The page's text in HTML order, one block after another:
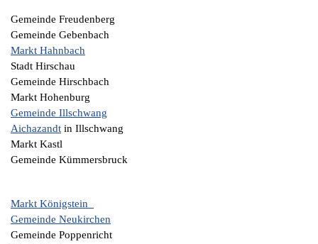
Gemeinde Freudenberg
Gemeinde Gebenbach
Markt Hahnbach
Stadt Hirschau
Gemeinde Hirschbach
Markt Hohenburg
Gemeinde Illschwang
Aichazandt in Illschwang
Markt Kastl
Gemeinde Kümmersbruck
Markt Königstein
Gemeinde Neukirchen
Gemeinde Poppenricht